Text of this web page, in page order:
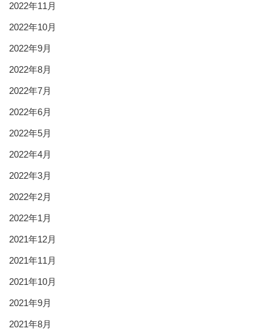
2022年11月
2022年10月
2022年9月
2022年8月
2022年7月
2022年6月
2022年5月
2022年4月
2022年3月
2022年2月
2022年1月
2021年12月
2021年11月
2021年10月
2021年9月
2021年8月